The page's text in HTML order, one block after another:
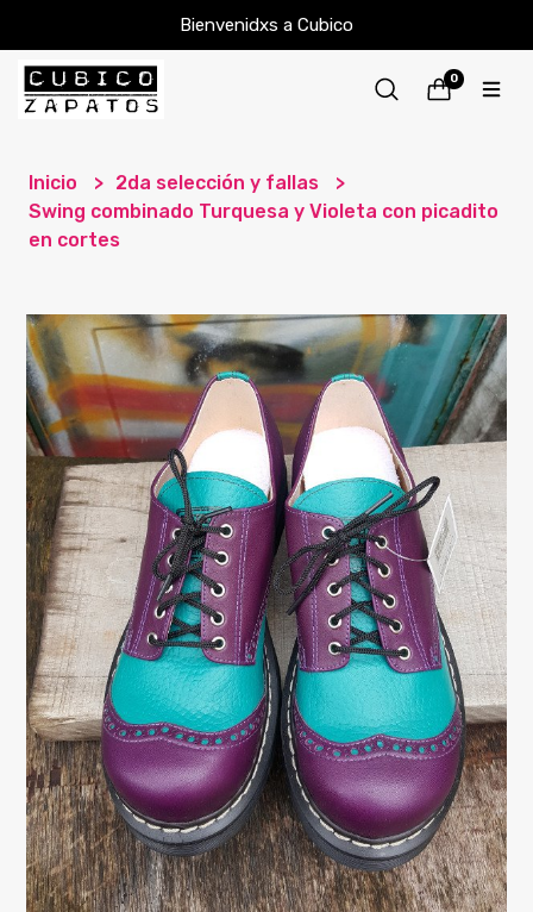
Bienvenidxs a Cubico
0
Inicio
2da selección y fallas
Swing combinado Turquesa y Violeta con picadito
en cortes